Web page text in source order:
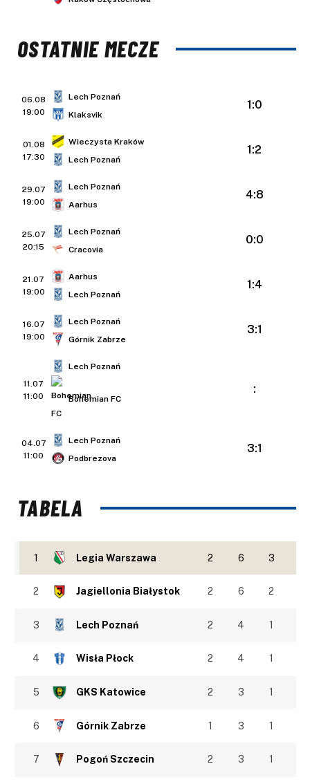
OSTATNIE MECZE
06.08
19:00
Lech Poznań
Klaksvik
1:0
01.08
17:30
Wieczysta Kraków
Lech Poznań
1:2
29.07
19:00
Lech Poznań
Aarhus
4:8
25.07
20:15
Lech Poznań
Cracovia
0:0
21.07
19:00
Aarhus
Lech Poznań
1:4
16.07
19:00
Lech Poznań
Górnik Zabrze
3:1
11.07
11:00
Lech Poznań
Bohemian FC
:
04.07
11:00
Lech Poznań
Podbrezova
3:1
TABELA
1 Legia Warszawa 2 6 3
2 Jagiellonia Białystok 2 6 2
3 Lech Poznań 2 4 1
4 Wisła Płock 2 4 1
5 GKS Katowice 2 3 1
6 Górnik Zabrze 1 3 1
7 Pogoń Szczecin 2 3 1